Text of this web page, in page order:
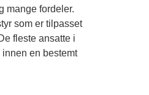
mange fordeler.
som er tilpasset
fleste ansatte i
en bestemt